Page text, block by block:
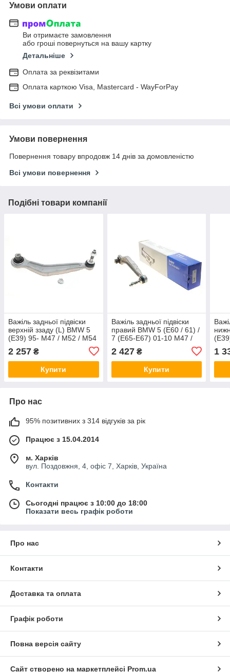
Умови оплати
Ви отримаєте замовлення
або гроші повернуться на вашу картку
Детальніше
Оплата за реквізитами
Оплата карткою Visa, Mastercard - WayForPay
Всі умови оплати
Умови повернення
Повернення товару впродовж 14 днів за домовленістю
Всі умови повернення
Подібні товари компанії
Важіль задньої підвіски
верхній ззаду (L) BMW 5
(E39) 95- M47 / M52 / M54
/ M57 / M62 / N52 Delphi
TC957
2 257 ₴
Купити
Важіль задньої підвіски
правий BMW 5 (E60 / 61) /
7 (E65-E67) 01-10 M47 /
N52 / N62 Delphi TC2953
2 427₴
Купити
1
Про нас
95% позитивних з 314 відгуків за рік
Працює з 15.04.2014
м. Харків
вул. Поздовжня, 4, офіс 7, Харків, Україна
Контакти
Сьогодні працює з 10:00 до 18:00
Показати весь графік роботи
Про нас
Контакти
Доставка та оплата
Графік роботи
Повна версія сайту
Сайт створено на маркетплейсі Prom.ua